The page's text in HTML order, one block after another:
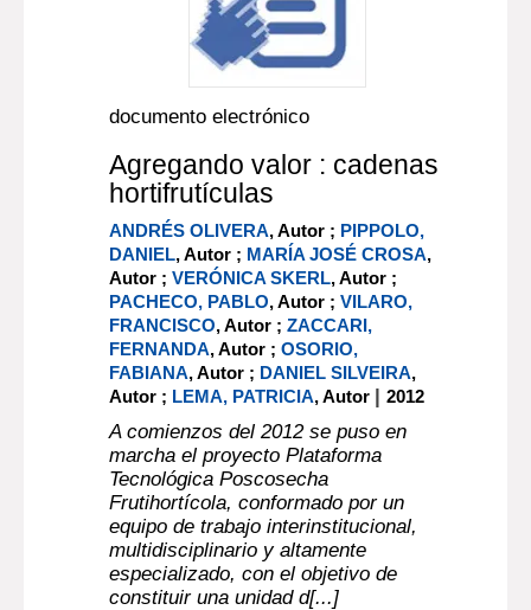
documento electrónico
Agregando valor : cadenas
hortifrutículas
ANDRÉS OLIVERA, Autor ; PIPPOLO,
DANIEL, Autor ; MARÍA JOSÉ CROSA,
Autor ;VERÓNICA SKERL, Autor ;
PACHECO, PABLO, Autor ;VILARO,
FRANCISCO, Autor ;ZACCARI,
FERNANDA, Autor ;OSORIO,
FABIANA, Autor ; DANIEL SILVEIRA,
Autor ; LEMA, PATRICIA, Autor |2012
A comienzos del 2012 se puso en
marcha el proyecto Plataforma
Tecnológica Poscosecha
Frutihortícola, conformado por un
equipo de trabajo interinstitucional,
multidisciplinario y altamente
especializado, con el objetivo de
constituir una unidad d[...]